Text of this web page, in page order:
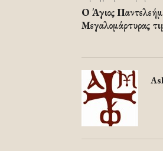
Ο Άγιος
Μεγαλομάρτυρας